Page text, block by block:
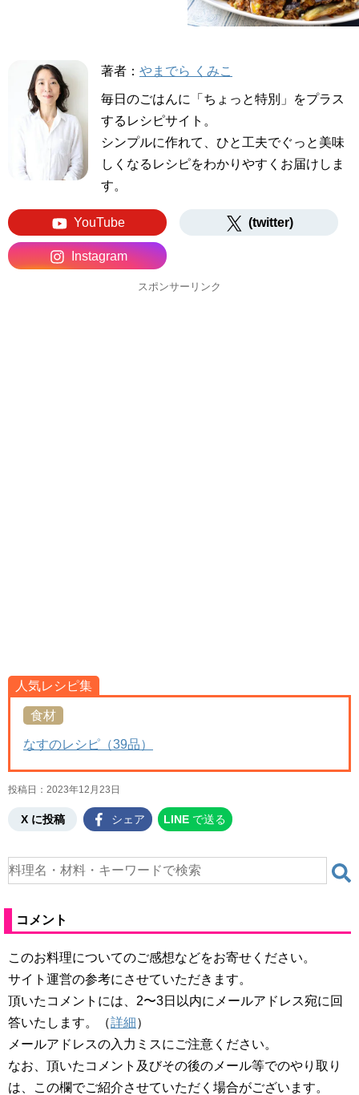
著者： やまでら くみこ
毎日のごはんに「ちょっと特別」をプラス
するレシピサイト。
シンプルに作れて、ひと工夫でぐっと美味
しくなるレシピをわかりやすくお届けしま
す。
YouTube (twitter)
Instagram
スポンサーリンク
人気レシピ集
食材
なすのレシピ（39品）
投稿日： 2023年12月23日
X に投稿 シェア LINE で送る
コメント
このお料理についてのご感想などをお寄せください。
サイト運営の参考にさせていただきます。
頂いたコメントには、2〜3日以内にメールアドレス宛に回
答いたします。（詳細）
メールアドレスの入力ミスにご注意ください。
なお、頂いたコメント及びその後のメール等でのやり取り
は、この欄でご紹介させていただく場合がございます。